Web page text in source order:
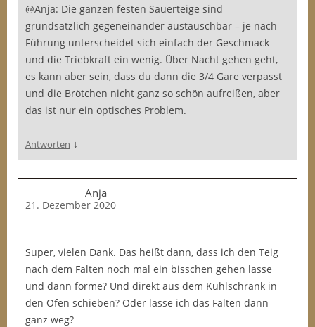
@Anja: Die ganzen festen Sauerteige sind
grundsätzlich gegeneinander austauschbar – je nach
Führung unterscheidet sich einfach der Geschmack
und die Triebkraft ein wenig. Über Nacht gehen geht,
es kann aber sein, dass du dann die 3/4 Gare verpasst
und die Brötchen nicht ganz so schön aufreißen, aber
das ist nur ein optisches Problem.
Antworten ↓
Anja
21. Dezember 2020
Super, vielen Dank. Das heißt dann, dass ich den Teig
nach dem Falten noch mal ein bisschen gehen lasse
und dann forme? Und direkt aus dem Kühlschrank in
den Ofen schieben? Oder lasse ich das Falten dann
ganz weg?